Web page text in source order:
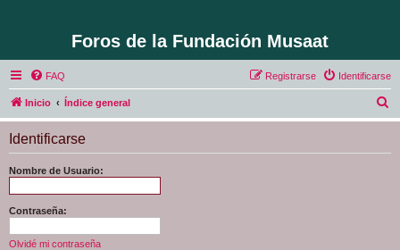
Foros de la Fundación Musaat
FAQ Identificarse
Registrarse
Inicio Índice general
u
Identificarse
Nombre de Usuario:
Contraseña:
Olvidé mi contraseña